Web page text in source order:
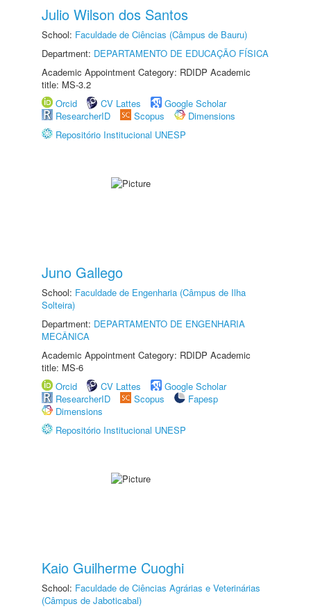
Julio Wilson dos Santos
School: Faculdade de Ciências (Câmpus de Bauru)
Department: DEPARTAMENTO DE EDUCAÇÃO FÍSICA
Academic Appointment Category: RDIDP Academic
title: MS-3.2
Orcid
CV Lattes
Google Scholar
ResearcherID
Scopus
Dimensions
Repositório Institucional UNESP
Juno Gallego
School: Faculdade de Engenharia (Câmpus de Ilha
Solteira)
Department: DEPARTAMENTO DE ENGENHARIA
MECÂNICA
Academic Appointment Category: RDIDP Academic
title: MS-6
Orcid
CV Lattes
Google Scholar
ResearcherID
Scopus
Fapesp
Dimensions
Repositório Institucional UNESP
Kaio Guilherme Cuoghi
School: Faculdade de Ciências Agrárias e Veterinárias
(Câmpus de Jaboticabal)